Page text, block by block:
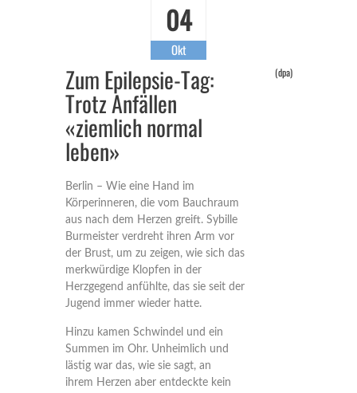
04
Okt
Zum Epilepsie-Tag:
Trotz Anfällen
«ziemlich normal
leben»
(dpa)
Berlin – Wie eine Hand im
Körperinneren, die vom Bauchraum
aus nach dem Herzen greift. Sybille
Burmeister verdreht ihren Arm vor
der Brust, um zu zeigen, wie sich das
merkwürdige Klopfen in der
Herzgegend anfühlte, das sie seit der
Jugend immer wieder hatte.
Hinzu kamen Schwindel und ein
Summen im Ohr. Unheimlich und
lästig war das, wie sie sagt, an
ihrem Herzen aber entdeckte kein